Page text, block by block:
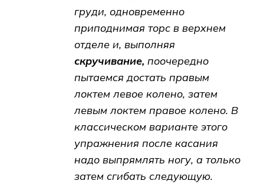
груди, одновременно
приподнимая торс в верхнем
отделе и, выполняя
скручивание, поочередно
пытаемся достать правым
локтем левое колено, затем
левым локтем правое колено. В
классическом варианте этого
упражнения после касания
надо выпрямлять ногу, а только
затем сгибать следующую.